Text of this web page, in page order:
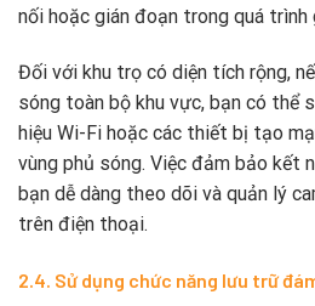
nối hoặc gián đoạn trong quá trình
Đối với khu trọ có diện tích rộng,
sóng toàn bộ khu vực, bạn có thể
hiệu Wi-Fi hoặc các thiết bị tạo
vùng phủ sóng. Việc đảm bảo kết
bạn dễ dàng theo dõi và quản lý
trên điện thoại.
2.4. Sử dụng chức năng lưu trữ